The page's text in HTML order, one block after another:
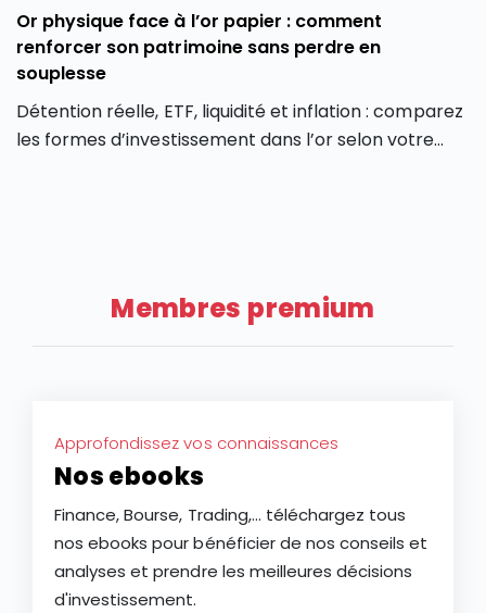
Or physique face à l’or papier : comment
renforcer son patrimoine sans perdre en
souplesse
Détention réelle, ETF, liquidité et inflation : comparez
les formes d’investissement dans l’or selon votre
Membres premium
Approfondissez vos connaissances
Nos ebooks
Finance, Bourse, Trading,... téléchargez tous
nos ebooks pour bénéficier de nos conseils et
analyses et prendre les meilleures décisions
d'investissement.